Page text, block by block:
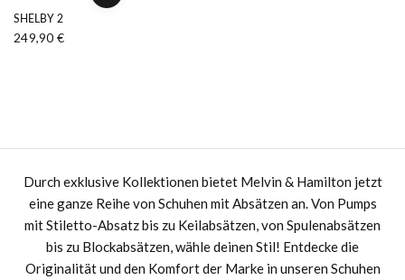
SHELBY 2
249,90 €
Durch exklusive Kollektionen bietet Melvin & Hamilton jetzt
eine ganze Reihe von Schuhen mit Absätzen an. Von Pumps
mit Stiletto-Absatz bis zu Keilabsätzen, von Spulenabsätzen
bis zu Blockabsätzen, wähle deinen Stil! Entdecke die
Originalität und den Komfort der Marke in unseren Schuhen